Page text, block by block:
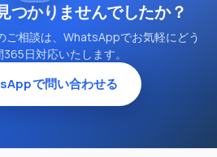
つかりませんでしたか？
ご相談は、WhatsAppでお気軽にどう
日対応いたします。
で問い合わせる